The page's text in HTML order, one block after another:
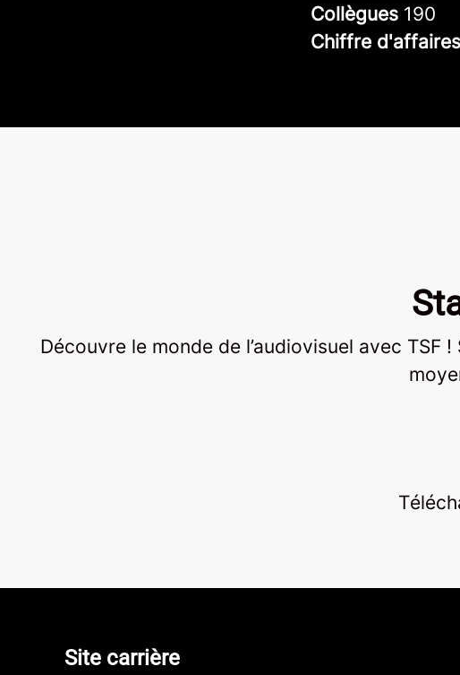
Collègues 190
Chiffre d'affaires
Découvre le monde de l’audiovisuel avec TSF
Site carrière